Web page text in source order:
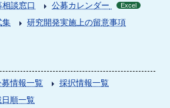
相談窓口 公募カレンダー Excel
集
研究開発実施上の留意事項
募情報一覧
採択情報一覧
日順一覧